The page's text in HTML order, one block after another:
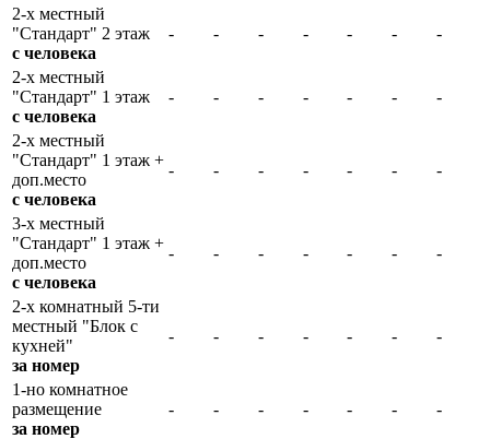
2-х местный
"Стандарт" 2 этаж
с человека
- - - - - - -
2-х местный
"Стандарт" 1 этаж
с человека
- - - - - - -
2-х местный
"Стандарт" 1 этаж +
доп.место
с человека
- - - - - - -
3-х местный
"Стандарт" 1 этаж +
доп.место
с человека
- - - - - - -
2-х комнатный 5-ти
местный "Блок с
кухней"
за номер
- - - - - - -
1-но комнатное
размещение
за номер
- - - - - - -